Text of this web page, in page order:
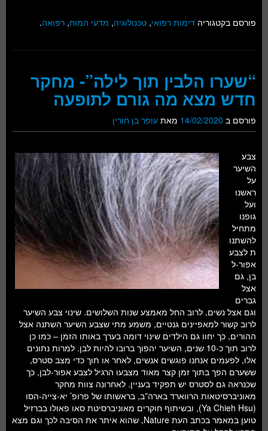
פורסם בקטגוריה דימות רפואי, טכנולוגיה, מדעי המוח, רפואה.
“שערו הלבין תוך לילה”- מחקר
חדש מצא מה גורם לתופעה
פורסם ב 14/02/2020 מאת עופר בן חורין
צבע
השיער
על
ראשנו
ועל
גופנו
מתחיל
להשתנו
ת לצבע
אפור-ל
בן, גם
אצל
גברים
וגם אצל נשים, לרוב החל מאמצע שנות השלושים. שינוי צבע השיער
לרוב קשור למאפיינים גנטיים, משמע מתי שצבע השיער השתנה אצל
ההורים, כך יחוו גם הילדים שינוי דומה בערך באותו הזמן – כמו כן
לרוב תוך כ-10 שנים, השיער יהפוך ברובו להיות לבן. למרות נתונים
אלו, לפעמים אנחנו פוגשים אנשים, לאחר או תוך כדי מצב סטרס,
ששערם הפך בתוך זמן קצר מאוד מצבעו הרגיל לצבע אפור-לבן, כך
שכנראה גם לסטרס יש תפקיד בעניין. לאחרונה צוות מחקר
מאוניברסיטאות הרווארד בארה”ב, בראשותו של פרופ’ יא-צייה-הסו
(Ya Chieh Hsu), ובשיתוף חוקרים מאוניברסיטת סאו פאולו בברזיל
טוען במאמר בכתב העת Nature, שהוא איתר את הסיבה לכך וגם מצא